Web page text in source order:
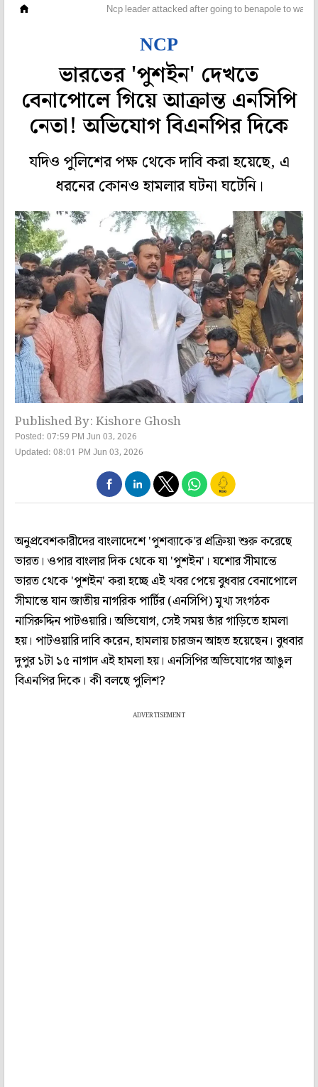
Ncp leader attacked after going to benapole to
NCP
ভারতের 'পুশইন' দেখতে
বেনাপোলে গিয়ে আক্রান্ত এনসিপি
নেতা! অভিযোগ বিএনপির দিকে
যদিও পুলিশের পক্ষ থেকে দাবি করা হয়েছে, এ
ধরনের কোনও হামলার ঘটনা ঘটেনি।
Published By: Kishore Ghosh
Posted: 07:59 PM Jun 03, 2026
Updated: 08:01 PM Jun 03, 2026
অনুপ্রবেশকারীদের বাংলাদেশে 'পুশব্যাকে'র প্রক্রিয়া শুরু করেছে
ভারত। ওপার বাংলার দিক থেকে যা 'পুশইন'। যশোর সীমান্তে
ভারত থেকে 'পুশইন' করা হচ্ছে এই খবর পেয়ে বুধবার বেনাপোলে
সীমান্তে যান জাতীয় নাগরিক পার্টির (এনসিপি) মুখ্য সংগঠক
নাসিরুদ্দিন পাটওয়ারি। অভিযোগ, সেই সময় তাঁর গাড়িতে হামলা
হয়। পাটওয়ারি দাবি করেন, হামলায় চারজন আহত হয়েছেন। বুধবার
দুপুর ১টা ১৫ নাগাদ এই হামলা হয়। এনসিপির অভিযোগের আঙুল
বিএনপির দিকে। কী বলছে পুলিশ?
ADVERTISEMENT